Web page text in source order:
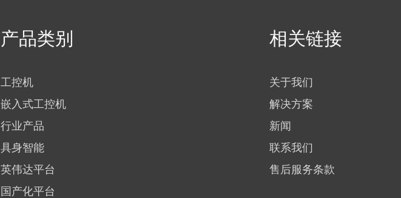
产品类别
工控机
嵌入式工控机
行业产品
具身智能
英伟达平台
国产化平台
相关链接
关于我们
解决方案
新闻
联系我们
售后服务条款